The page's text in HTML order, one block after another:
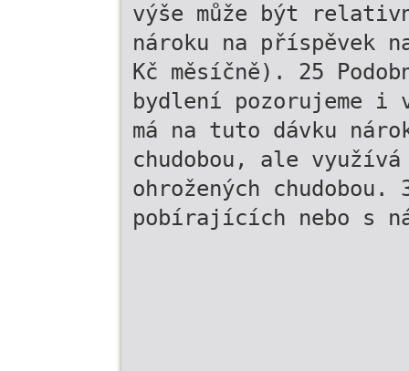
výše může být
nároku na příspěvek
Kč měsíčně). 25
bydlení pozorujeme i
má na tuto dávku
chudobou, ale
ohrožených chudobou.
pobírajících nebo s